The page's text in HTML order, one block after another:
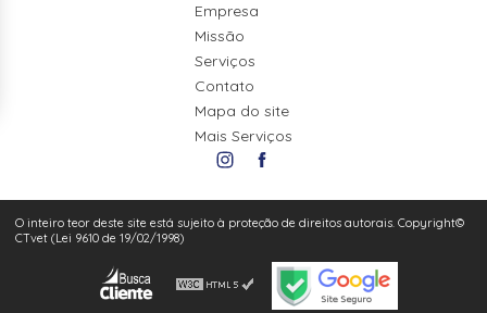
Empresa
Missão
Serviços
Contato
Mapa do site
Mais Serviços
O inteiro teor deste site está sujeito à proteção de direitos autorais. Copyright©
CTvet (Lei 9610 de 19/02/1998)